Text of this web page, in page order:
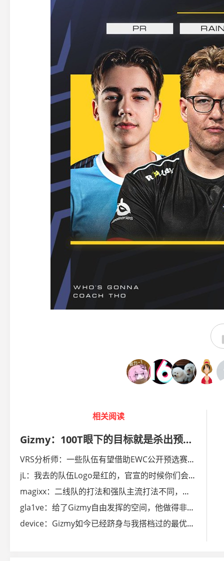
相关阅读
Gizmy：100T眼下的目标就是杀出预选赛，晋级EWC正赛
VRS分析师：一些队伍有望借助EWC公开预选赛拿下Major名额
jL：我去的队伍Logo是红的，官宣的时候你们会大吃一惊
magixx：二线队的打法和强队主流打法不同，让人更难预判
gla1ve：给了Gizmy自由发挥的空间，他做得非常好
device：Gizmy如今已经跻身与我搭档过的最优秀指挥行列